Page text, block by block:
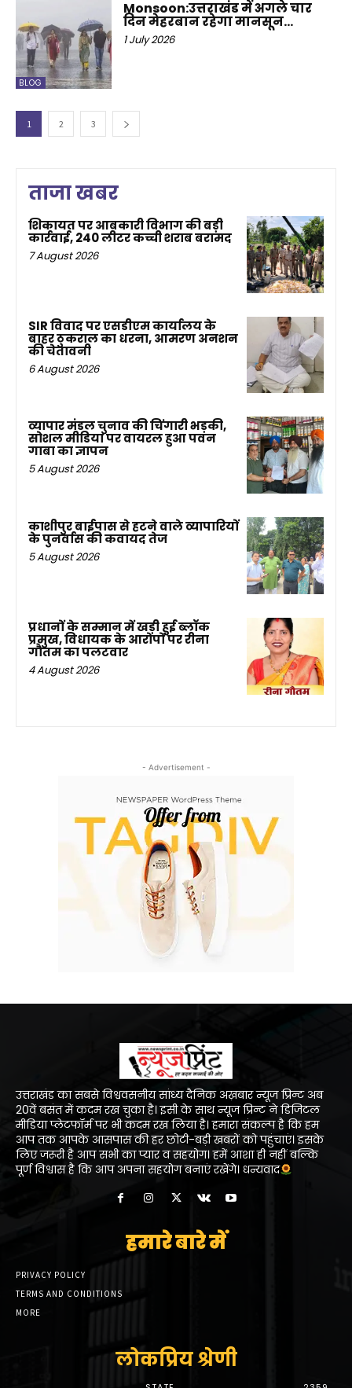
BLOG
Monsoon:उत्तराखंड में अगले चार
दिन मेहरबान रहेगा मानसून…
1 July 2026
1 2 3
ताजा खबर
शिकायत पर आबकारी विभाग की बड़ी
कार्रवाई, 240 लीटर कच्ची शराब बरामद
7 August 2026
SIR विवाद पर एसडीएम कार्यालय के
बाहर ठुकराल का धरना, आमरण अनशन
की चेतावनी
6 August 2026
व्यापार मंडल चुनाव की चिंगारी भड़की,
सोशल मीडिया पर वायरल हुआ पवन
गाबा का ज्ञापन
5 August 2026
काशीपुर बाईपास से हटने वाले व्यापारियों
के पुनर्वास की कवायद तेज
5 August 2026
प्रधानों के सम्मान में खड़ी हुई ब्लॉक
प्रमुख, विधायक के आरोपों पर रीना
गौतम का पलटवार
4 August 2026
- Advertisement -
उत्तराखंड का सबसे विश्ववसनीय सांध्य दैनिक अख़बार न्यूज प्रिन्ट अब
20वें बसंत में कदम रख चुका है। इसी के साथ न्यूज प्रिन्ट ने डिजिटल
मीडिया प्लेटफॉर्म पर भी कदम रख लिया है। हमारा संकल्प है कि हम
आप तक आपके आसपास की हर छोटी-बड़ी खबरों को पहुंचाएं। इसके
लिए जरूरी है आप सभी का प्यार व सहयोग। हमें आशा ही नहीं बल्कि
पूर्ण विश्वास है कि आप अपना सहयोग बनाएं रखेंगे। धन्यवाद
हमारे बारे में
PRIVACY POLICY
TERMS AND CONDITIONS
MORE
लोकप्रिय श्रेणी